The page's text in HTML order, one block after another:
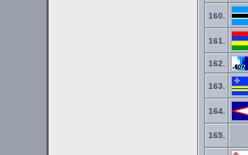
160.
161.
162.
163.
164.
165.